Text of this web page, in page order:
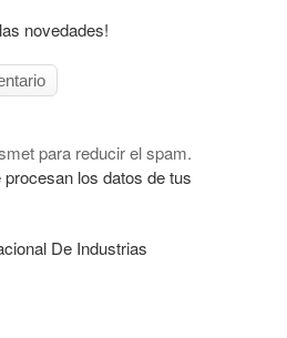
novedades!
para reducir el spam.
los datos de tus
De Industrias